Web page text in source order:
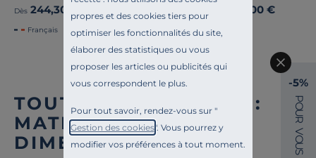
propres et des cookies tiers pour
optimiser les fonctionnalités du site,
élaborer des statistiques ou vous
proposer les articles ou publicités qui
vous correspondent le plus.
Pour tout savoir, rendez-vous sur "
Gestion des cookies". Vous pourrez y
modifier vos préférences à tout moment.
Dès 244,30 €
Français
139,00 €
TOUTE NOTRE OFFRE :
MATELAS TOUTES
DIMENSIONS
-5%
P
O
U
R
V
O
U
S